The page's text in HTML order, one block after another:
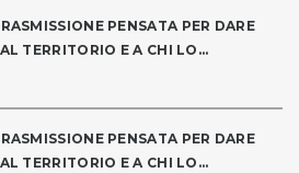
PENSATA PER DARE
TERRITORIO E A CHI LO...
PENSATA PER DARE
TERRITORIO E A CHI LO...